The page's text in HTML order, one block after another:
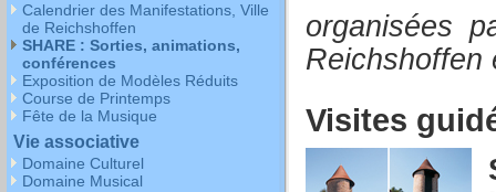
organisées
Reichshoffen
Visites
Calendrier des Manifestations, Ville
de Reichshoffen
SHARE : Sorties, animations,
conférences
Exposition de Modèles Réduits
Course de Printemps
Fête de la Musique
Vie associative
Domaine Culturel
Domaine Musical